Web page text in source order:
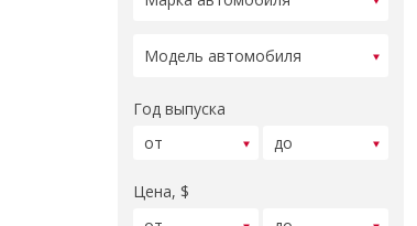
Год выпуска
Цена, $